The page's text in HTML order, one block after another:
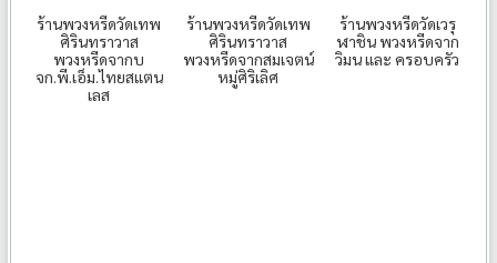
ร้านพวงหรีดวัดเทพ
ศิรินทราวาส
พวงหรีดจากบ
จก.พี.เอ็ม.ไทยสแตน
เลส
ร้านพวงหรีดวัดเทพ
ศิรินทราวาส
พวงหรีดจากสมเจตน์
หมู่ศิริเลิศ
ร้านพวงหรีดวัดเวรุ
ฬาชิน พวงหรีดจาก
วิมน และ ครอบครัว